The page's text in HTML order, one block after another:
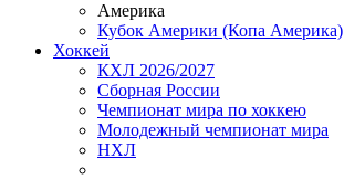
Америка
Кубок Америки (Копа Америка)
Хоккей
КХЛ 2026/2027
Сборная России
Чемпионат мира по хоккею
Молодежный чемпионат мира
НХЛ